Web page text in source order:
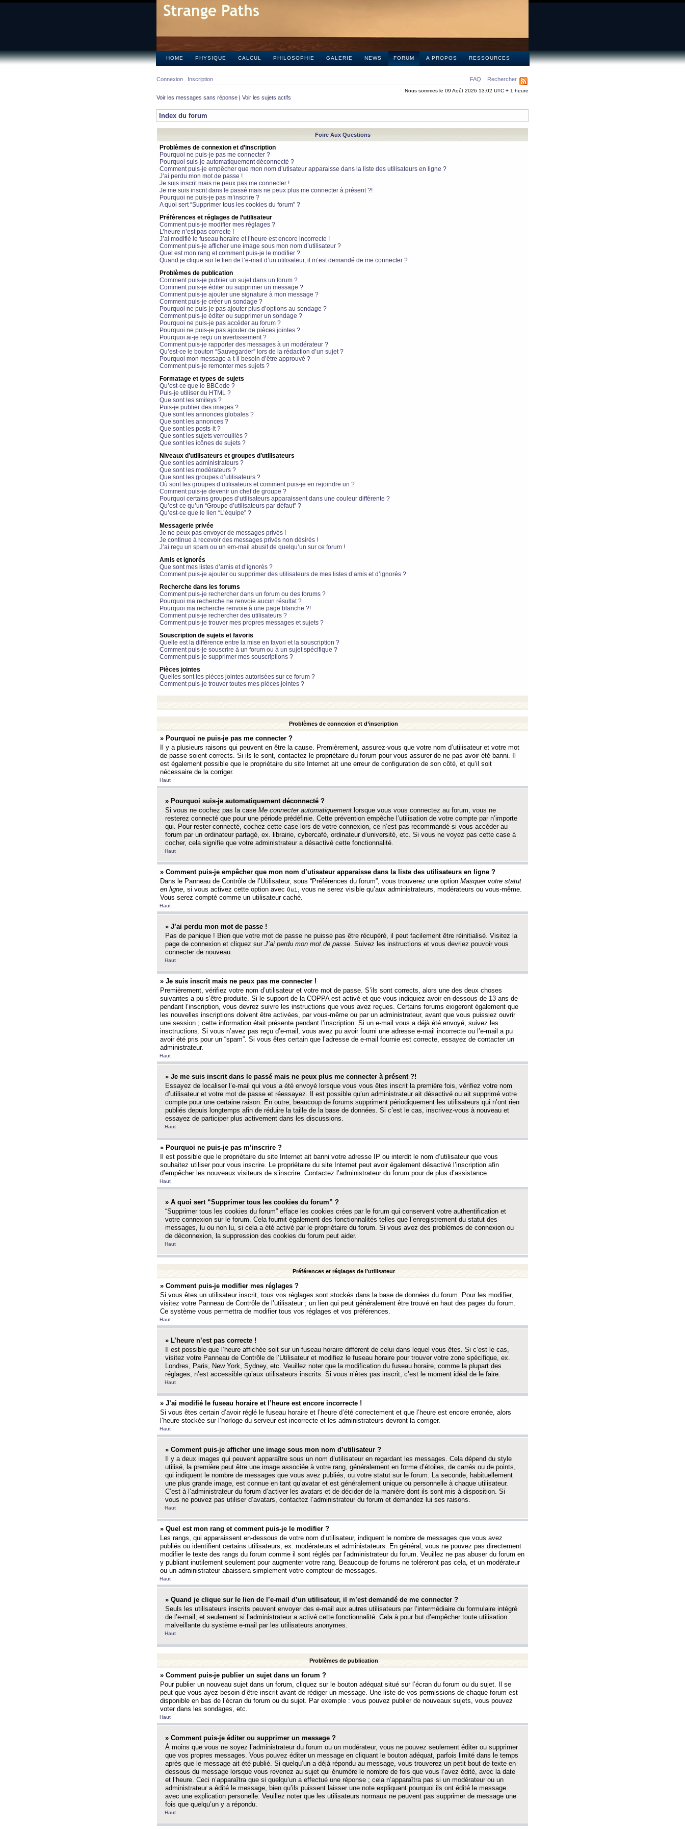
HOME PHYSIQUE CALCUL PHILOSOPHIE GALERIE NEWS FORUM A PROPOS RESSOURCES
FAQ Rechercher
Connexion Inscription
Nous sommes le 09 Août 2026 13:02 UTC + 1 heure
Voir les messages sans réponse | Voir les sujets actifs
Index du forum
Foire Aux Questions
Problèmes de connexion et d’inscription
Pourquoi ne puis-je pas me connecter ?
Pourquoi suis-je automatiquement déconnecté ?
Comment puis-je empêcher que mon nom d’utisateur apparaisse dans la liste des utilisateurs en ligne ?
J’ai perdu mon mot de passe !
Je suis inscrit mais ne peux pas me connecter !
Je me suis inscrit dans le passé mais ne peux plus me connecter à présent ?!
Pourquoi ne puis-je pas m’inscrire ?
A quoi sert “Supprimer tous les cookies du forum” ?
Préférences et réglages de l’utilisateur
Comment puis-je modifier mes réglages ?
L’heure n’est pas correcte !
J’ai modifié le fuseau horaire et l’heure est encore incorrecte !
Comment puis-je afficher une image sous mon nom d’utilisateur ?
Quel est mon rang et comment puis-je le modifier ?
Quand je clique sur le lien de l’e-mail d’un utilisateur, il m’est demandé de me connecter ?
Problèmes de publication
Comment puis-je publier un sujet dans un forum ?
Comment puis-je éditer ou supprimer un message ?
Comment puis-je ajouter une signature à mon message ?
Comment puis-je créer un sondage ?
Pourquoi ne puis-je pas ajouter plus d’options au sondage ?
Comment puis-je éditer ou supprimer un sondage ?
Pourquoi ne puis-je pas accéder au forum ?
Pourquoi ne puis-je pas ajouter de pièces jointes ?
Pourquoi ai-je reçu un avertissement ?
Comment puis-je rapporter des messages à un modérateur ?
Qu’est-ce le bouton “Sauvegarder” lors de la rédaction d’un sujet ?
Pourquoi mon message a-t-il besoin d’être approuvé ?
Comment puis-je remonter mes sujets ?
Formatage et types de sujets
Qu’est-ce que le BBCode ?
Puis-je utiliser du HTML ?
Que sont les smileys ?
Puis-je publier des images ?
Que sont les annonces globales ?
Que sont les annonces ?
Que sont les posts-it ?
Que sont les sujets verrouillés ?
Que sont les icônes de sujets ?
Niveaux d’utilisateurs et groupes d’utilisateurs
Que sont les administrateurs ?
Que sont les modérateurs ?
Que sont les groupes d’utilisateurs ?
Où sont les groupes d’utilisateurs et comment puis-je en rejoindre un ?
Comment puis-je devenir un chef de groupe ?
Pourquoi certains groupes d’utilisateurs apparaissent dans une couleur différente ?
Qu’est-ce qu’un “Groupe d’utilisateurs par défaut” ?
Qu’est-ce que le lien “L’équipe” ?
Messagerie privée
Je ne peux pas envoyer de messages privés !
Je continue à recevoir des messages privés non désirés !
J’ai reçu un spam ou un em-mail abusif de quelqu’un sur ce forum !
Amis et ignorés
Que sont mes listes d’amis et d’ignorés ?
Comment puis-je ajouter ou supprimer des utilisateurs de mes listes d’amis et d’ignorés ?
Recherche dans les forums
Comment puis-je rechercher dans un forum ou des forums ?
Pourquoi ma recherche ne renvoie aucun résultat ?
Pourquoi ma recherche renvoie à une page blanche ?!
Comment puis-je rechercher des utilisateurs ?
Comment puis-je trouver mes propres messages et sujets ?
Souscription de sujets et favoris
Quelle est la différence entre la mise en favori et la souscription ?
Comment puis-je souscrire à un forum ou à un sujet spécifique ?
Comment puis-je supprimer mes souscriptions ?
Pièces jointes
Quelles sont les pièces jointes autorisées sur ce forum ?
Comment puis-je trouver toutes mes pièces jointes ?
Problèmes de connexion et d’inscription
» Pourquoi ne puis-je pas me connecter ?
Il y a plusieurs raisons qui peuvent en être la cause. Premièrement, assurez-vous que votre nom d’utilisateur et votre mot
de passe soient corrects. Si ils le sont, contactez le propriétaire du forum pour vous assurer de ne pas avoir été banni. Il
est également possible que le propriétaire du site Internet ait une erreur de configuration de son côté, et qu’il soit
nécessaire de la corriger.
Haut
» Pourquoi suis-je automatiquement déconnecté ?
Si vous ne cochez pas la case Me connecter automatiquement lorsque vous vous connectez au forum, vous ne
resterez connecté que pour une période prédéfinie. Cette prévention empêche l’utilisation de votre compte par n’importe
qui. Pour rester connecté, cochez cette case lors de votre connexion, ce n’est pas recommandé si vous accéder au
forum par un ordinateur partagé, ex. librairie, cybercafé, ordinateur d’université, etc. Si vous ne voyez pas cette case à
cocher, cela signifie que votre administrateur a désactivé cette fonctionnalité.
Haut
» Comment puis-je empêcher que mon nom d’utisateur apparaisse dans la liste des utilisateurs en ligne ?
Dans le Panneau de Contrôle de l’Utilisateur, sous “Préférences du forum”, vous trouverez une option Masquer votre statut
en ligne, si vous activez cette option avec Oui , vous ne serez visible qu’aux administrateurs, modérateurs ou vous-même.
Vous serez compté comme un utilisateur caché.
Haut
» J’ai perdu mon mot de passe !
Pas de panique ! Bien que votre mot de passe ne puisse pas être récupéré, il peut facilement être réinitialisé. Visitez la
page de connexion et cliquez sur J’ai perdu mon mot de passe. Suivez les instructions et vous devriez pouvoir vous
connecter de nouveau.
Haut
» Je suis inscrit mais ne peux pas me connecter !
Premièrement, vérifiez votre nom d’utilisateur et votre mot de passe. S’ils sont corrects, alors une des deux choses
suivantes a pu s’être produite. Si le support de la COPPA est activé et que vous indiquiez avoir en-dessous de 13 ans de
pendant l’inscription, vous devrez suivre les instructions que vous avez reçues. Certains forums exigeront également que
les nouvelles inscriptions doivent être activées, par vous-même ou par un administrateur, avant que vous puissiez ouvrir
une session ; cette information était présente pendant l’inscription. Si un e-mail vous a déjà été envoyé, suivez les
insctructions. Si vous n’avez pas reçu d’e-mail, vous avez pu avoir fourni une adresse e-mail incorrecte ou l’e-mail a pu
avoir été pris pour un “spam”. Si vous êtes certain que l’adresse de e-mail fournie est correcte, essayez de contacter un
administrateur.
Haut
» Je me suis inscrit dans le passé mais ne peux plus me connecter à présent ?!
Essayez de localiser l’e-mail qui vous a été envoyé lorsque vous vous êtes inscrit la première fois, vérifiez votre nom
d’utilisateur et votre mot de passe et réessayez. Il est possible qu’un administrateur ait désactivé ou ait supprimé votre
compte pour une certaine raison. En outre, beaucoup de forums suppriment périodiquement les utilisateurs qui n’ont rien
publiés depuis longtemps afin de réduire la taille de la base de données. Si c’est le cas, inscrivez-vous à nouveau et
essayez de participer plus activement dans les discussions.
Haut
» Pourquoi ne puis-je pas m’inscrire ?
Il est possible que le propriétaire du site Internet ait banni votre adresse IP ou interdit le nom d’utilisateur que vous
souhaitez utiliser pour vous inscrire. Le propriétaire du site Internet peut avoir également désactivé l’inscription afin
d’empêcher les nouveaux visiteurs de s’inscrire. Contactez l’administrateur du forum pour de plus d’assistance.
Haut
» A quoi sert “Supprimer tous les cookies du forum” ?
“Supprimer tous les cookies du forum” efface les cookies crées par le forum qui conservent votre authentification et
votre connexion sur le forum. Cela fournit également des fonctionnalités telles que l’enregistrement du statut des
messages, lu ou non lu, si cela a été activé par le propriétaire du forum. Si vous avez des problèmes de connexion ou
de déconnexion, la suppression des cookies du forum peut aider.
Haut
Préférences et réglages de l’utilisateur
» Comment puis-je modifier mes réglages ?
Si vous êtes un utilisateur inscrit, tous vos réglages sont stockés dans la base de données du forum. Pour les modifier,
visitez votre Panneau de Contrôle de l’utilisateur ; un lien qui peut généralement être trouvé en haut des pages du forum.
Ce système vous permettra de modifier tous vos réglages et vos préférences.
Haut
» L’heure n’est pas correcte !
Il est possible que l’heure affichée soit sur un fuseau horaire différent de celui dans lequel vous êtes. Si c’est le cas,
visitez votre Panneau de Contrôle de l’Utilisateur et modifiez le fuseau horaire pour trouver votre zone spécifique, ex.
Londres, Paris, New York, Sydney, etc. Veuillez noter que la modification du fuseau horaire, comme la plupart des
réglages, n’est accessible qu’aux utilisateurs inscrits. Si vous n’êtes pas inscrit, c’est le moment idéal de le faire.
Haut
» J’ai modifié le fuseau horaire et l’heure est encore incorrecte !
Si vous êtes certain d’avoir réglé le fuseau horaire et l’heure d’été correctement et que l’heure est encore erronée, alors
l’heure stockée sur l’horloge du serveur est incorrecte et les administrateurs devront la corriger.
Haut
» Comment puis-je afficher une image sous mon nom d’utilisateur ?
Il y a deux images qui peuvent apparaître sous un nom d’utilisateur en regardant les messages. Cela dépend du style
utilisé, la première peut être une image associée à votre rang, généralement en forme d’étoiles, de carrés ou de points,
qui indiquent le nombre de messages que vous avez publiés, ou votre statut sur le forum. La seconde, habituellement
une plus grande image, est connue en tant qu’avatar et est généralement unique ou personnelle à chaque utilisateur.
C’est à l’administrateur du forum d’activer les avatars et de décider de la manière dont ils sont mis à disposition. Si
vous ne pouvez pas utiliser d’avatars, contactez l’administrateur du forum et demandez lui ses raisons.
Haut
» Quel est mon rang et comment puis-je le modifier ?
Les rangs, qui apparaissent en-dessous de votre nom d’utilisateur, indiquent le nombre de messages que vous avez
publiés ou identifient certains utilisateurs, ex. modérateurs et administateurs. En général, vous ne pouvez pas directement
modifier le texte des rangs du forum comme il sont réglés par l’administrateur du forum. Veuillez ne pas abuser du forum en
y publiant inutilement seulement pour augmenter votre rang. Beaucoup de forums ne toléreront pas cela, et un modérateur
ou un administrateur abaissera simplement votre compteur de messages.
Haut
» Quand je clique sur le lien de l’e-mail d’un utilisateur, il m’est demandé de me connecter ?
Seuls les utilisateurs inscrits peuvent envoyer des e-mail aux autres utilisateurs par l’intermédiaire du formulaire intégré
de l’e-mail, et seulement si l’administrateur a activé cette fonctionnalité. Cela à pour but d’empêcher toute utilisation
malveillante du système e-mail par les utilisateurs anonymes.
Haut
Problèmes de publication
» Comment puis-je publier un sujet dans un forum ?
Pour publier un nouveau sujet dans un forum, cliquez sur le bouton adéquat situé sur l’écran du forum ou du sujet. Il se
peut que vous ayez besoin d’être inscrit avant de rédiger un message. Une liste de vos permissions de chaque forum est
disponible en bas de l’écran du forum ou du sujet. Par exemple : vous pouvez publier de nouveaux sujets, vous pouvez
voter dans les sondages, etc.
Haut
» Comment puis-je éditer ou supprimer un message ?
À moins que vous ne soyez l’administrateur du forum ou un modérateur, vous ne pouvez seulement éditer ou supprimer
que vos propres messages. Vous pouvez éditer un message en cliquant le bouton adéquat, parfois limité dans le temps
après que le message ait été publié. Si quelqu’un a déjà répondu au message, vous trouverez un petit bout de texte en
dessous du message lorsque vous revenez au sujet qui énumère le nombre de fois que vous l’avez édité, avec la date
et l’heure. Ceci n’apparaîtra que si quelqu’un a effectué une réponse ; cela n’apparaîtra pas si un modérateur ou un
administrateur a édité le message, bien qu’ils puissent laisser une note expliquant pourquoi ils ont édité le message
avec une explication personelle. Veuillez noter que les utilisateurs normaux ne peuvent pas supprimer de message une
fois que quelqu’un y a répondu.
Haut